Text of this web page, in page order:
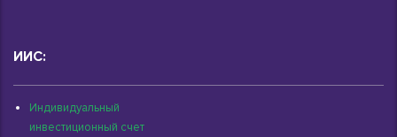
ИИС:
Индивидуальный
инвестиционный счет